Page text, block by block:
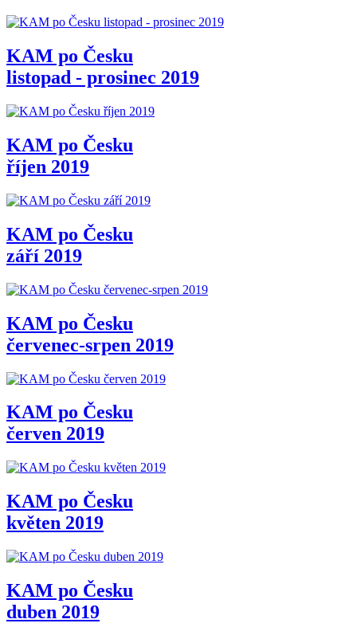
KAM po Česku
listopad - prosinec 2019
KAM po Česku
říjen 2019
KAM po Česku
září 2019
KAM po Česku
červenec-srpen 2019
KAM po Česku
červen 2019
KAM po Česku
květen 2019
KAM po Česku
duben 2019